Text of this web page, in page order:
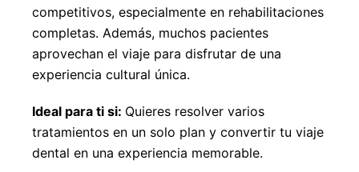
competitivos, especialmente en rehabilitaciones
completas. Además, muchos pacientes
aprovechan el viaje para disfrutar de una
experiencia cultural única.
Ideal para ti si: Quieres resolver varios
tratamientos en un solo plan y convertir tu viaje
dental en una experiencia memorable.